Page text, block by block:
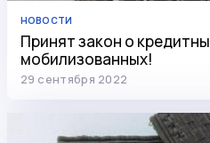
НОВОСТИ
Принят закон о
мобилизованных!
29 сентября 2022